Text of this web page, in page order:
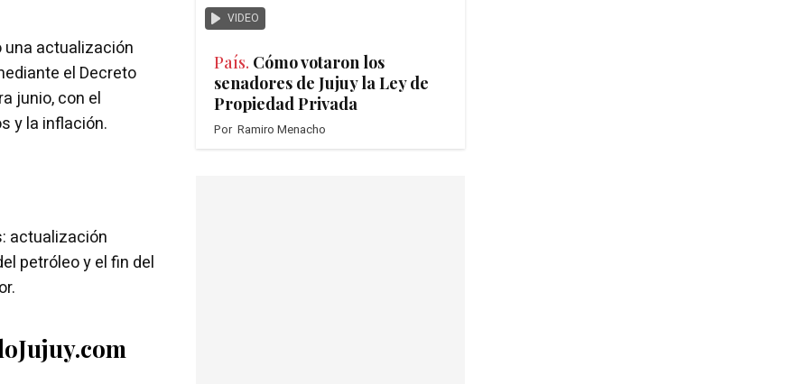
una actualización
el Decreto
junio, con el
y la inflación.
actualización
petróleo y el fin del
VIDEO
País. Cómo votaron los
senadores de Jujuy la Ley de
Propiedad Privada
Por Ramiro Menacho